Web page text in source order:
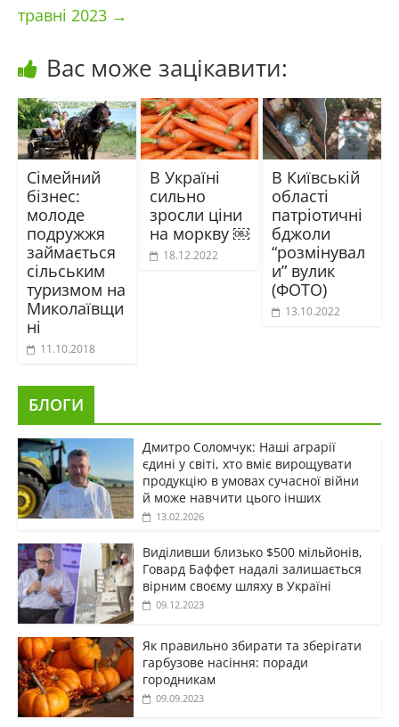
травні 2023 →
Вас може зацікавити:
Сімейний
бізнес:
молоде
подружжя
займається
сільським
туризмом на
Миколаївщи
ні
11.10.2018
В Україні
сильно
зросли ціни
на моркву ￼
18.12.2022
В Київській
області
патріотичні
бджоли
“розмінувал
и” вулик
(ФОТО)
13.10.2022
БЛОГИ
Дмитро Соломчук: Наші аграрії
єдині у світі, хто вміє вирощувати
продукцію в умовах сучасної війни
й може навчити цього інших
13.02.2026
Виділивши близько $500 мільйонів,
Говард Баффет надалі залишається
вірним своєму шляху в Україні
09.12.2023
Як правильно збирати та зберігати
гарбузове насіння: поради
городникам
09.09.2023